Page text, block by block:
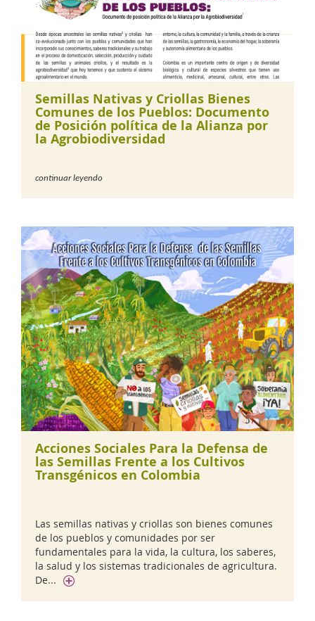
Semillas Nativas y Criollas Bienes
Comunes de los Pueblos: Documento
de Posición política de la Alianza por
la Agrobiodiversidad
continuar leyendo
Acciones Sociales Para la Defensa de
las Semillas Frente a los Cultivos
Transgénicos en Colombia
Las semillas nativas y criollas son bienes comunes
de los pueblos y comunidades por ser
fundamentales para la vida, la cultura, los saberes,
la salud y los sistemas tradicionales de agricultura.
De...